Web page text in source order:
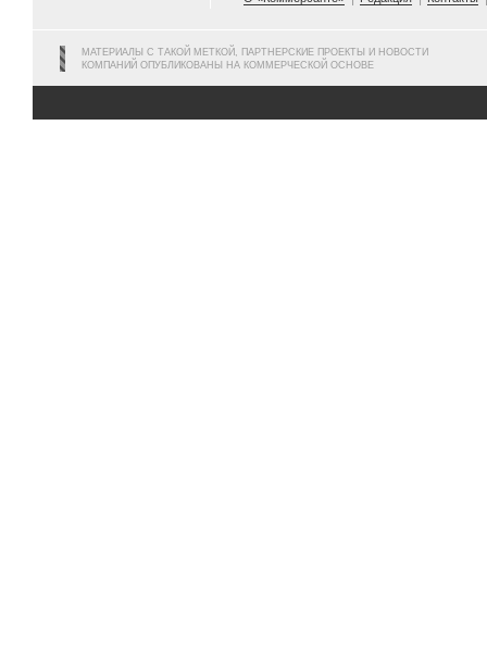
МАТЕРИАЛЫ С ТАКОЙ МЕТКОЙ, ПАРТНЕРСКИЕ ПРОЕКТЫ И НОВОСТИ
КОМПАНИЙ ОПУБЛИКОВАНЫ НА КОММЕРЧЕСКОЙ ОСНОВЕ